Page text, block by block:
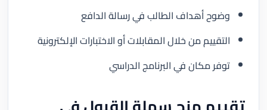
وضوح أهداف الطالب في رسالة الدافع
التقييم من خلال المقابلات أو الاختبارات الإلكترونية
توفر مكان في البرنامج الدراسي